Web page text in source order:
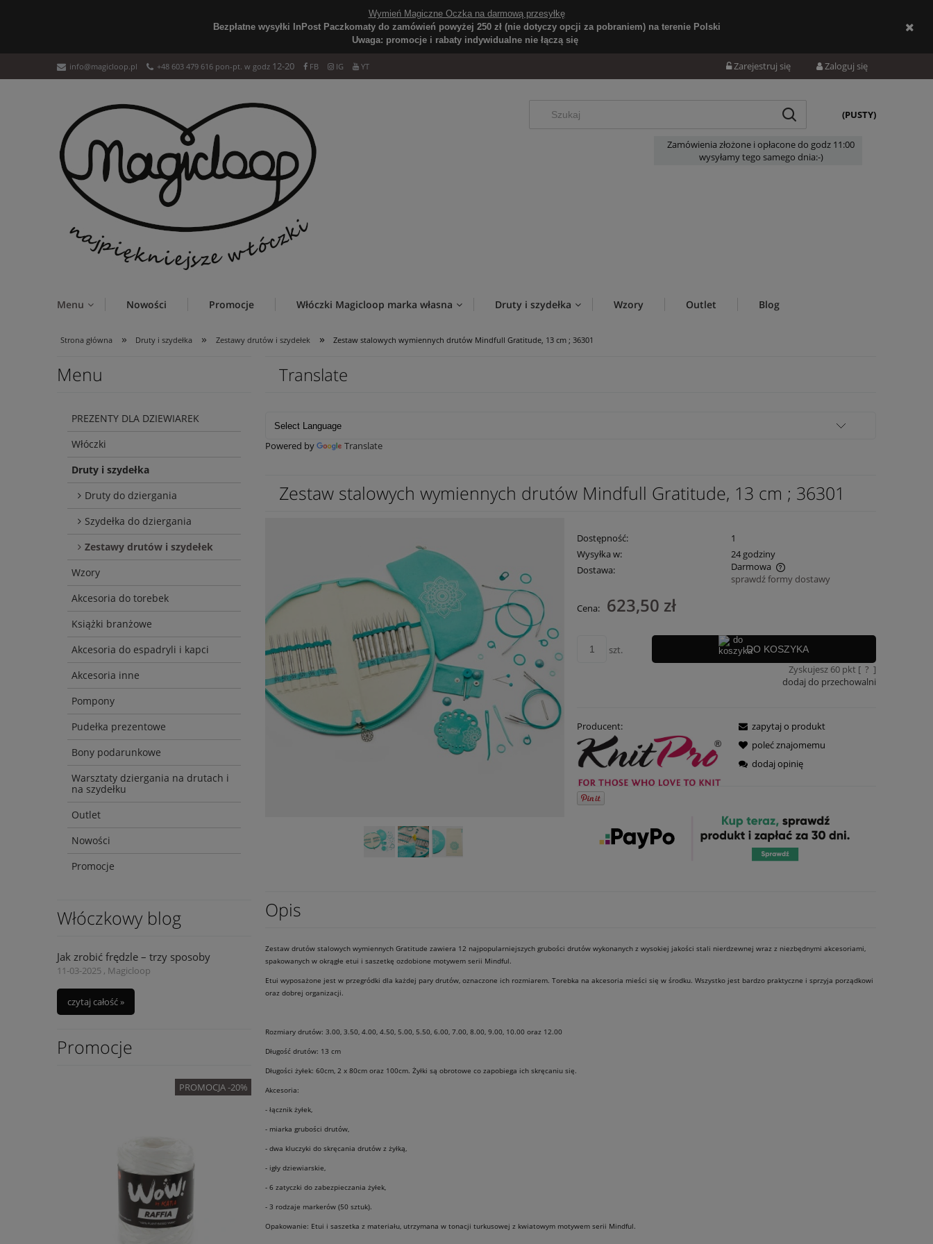
Wymień Magiczne Oczka na darmową przesyłkę
Bezpłatne wysyłki InPost Paczkomaty do zamówień powyżej 250 zł (nie dotyczy opcji za pobraniem) na terenie Polski
Uwaga: promocje i rabaty indywidualne nie łączą się
info@magicloop.pl +48 603 479 616 pon-pt. w godz 12-20 FB IG YT Zarejestruj się Zaloguj się
(PUSTY)
Zamówienia złożone i opłacone do godz 11:00
wysyłamy tego samego dnia:-)
Menu Nowości Promocje Włóczki Magicloop marka własna Druty i szydełka Wzory Outlet Blog
Strona główna » Druty i szydełka » Zestawy drutów i szydełek » Zestaw stalowych wymiennych drutów Mindfull Gratitude, 13 cm ; 36301
Menu
PREZENTY DLA DZIEWIAREK
Włóczki
Druty i szydełka
Druty do dziergania
Szydełka do dziergania
Zestawy drutów i szydełek
Wzory
Akcesoria do torebek
Książki branżowe
Akcesoria do espadryli i kapci
Akcesoria inne
Pompony
Pudełka prezentowe
Bony podarunkowe
Warsztaty dziergania na drutach i
na szydełku
Outlet
Nowości
Promocje
Włóczkowy blog
Jak zrobić frędzle – trzy sposoby
11-03-2025 , Magicloop
czytaj całość »
Promocje
PROMOCJA -20%
Translate
Powered by Translate
Zestaw stalowych wymiennych drutów Mindfull Gratitude, 13 cm ; 36301
Dostępność:
1
Wysyłka w:
24 godziny
Dostawa:
Darmowa
Cena nie zawiera ewentualnych kosztów
płatności
sprawdź formy dostawy
Cena: 623,50 zł
szt. DO KOSZYKA
Zyskujesz 60pkt [ ? ]
dodaj do przechowalni
Producent:
zapytaj o produkt
poleć znajomemu
dodaj opinię
Opis
Zestaw drutów stalowych wymiennych Gratitude zawiera 12 najpopularniejszych grubości drutów wykonanych z wysokiej jakości stali nierdzewnej wraz z niezbędnymi akcesoriami,
spakowanych w okrągłe etui i saszetkę ozdobione motywem serii Mindful.
Etui wyposażone jest w przegródki dla każdej pary drutów, oznaczone ich rozmiarem. Torebka na akcesoria mieści się w środku. Wszystko jest bardzo praktyczne i sprzyja porządkowi
oraz dobrej organizacji.
Rozmiary drutów: 3.00, 3.50, 4.00, 4.50, 5.00, 5.50, 6.00, 7.00, 8.00, 9.00, 10.00 oraz 12.00
Długość drutów: 13 cm
Długości żyłek: 60cm, 2 x 80cm oraz 100cm. Żyłki są obrotowe co zapobiega ich skręcaniu się.
Akcesoria:
- łącznik żyłek,
- miarka grubości drutów,
- dwa kluczyki do skręcania drutów z żyłką,
- igły dziewiarskie,
- 6 zatyczki do zabezpieczania żyłek,
- 3 rodzaje markerów (50 sztuk).
Opakowanie: Etui i saszetka z materiału, utrzymana w tonacji turkusowej z kwiatowym motywem serii Mindful.